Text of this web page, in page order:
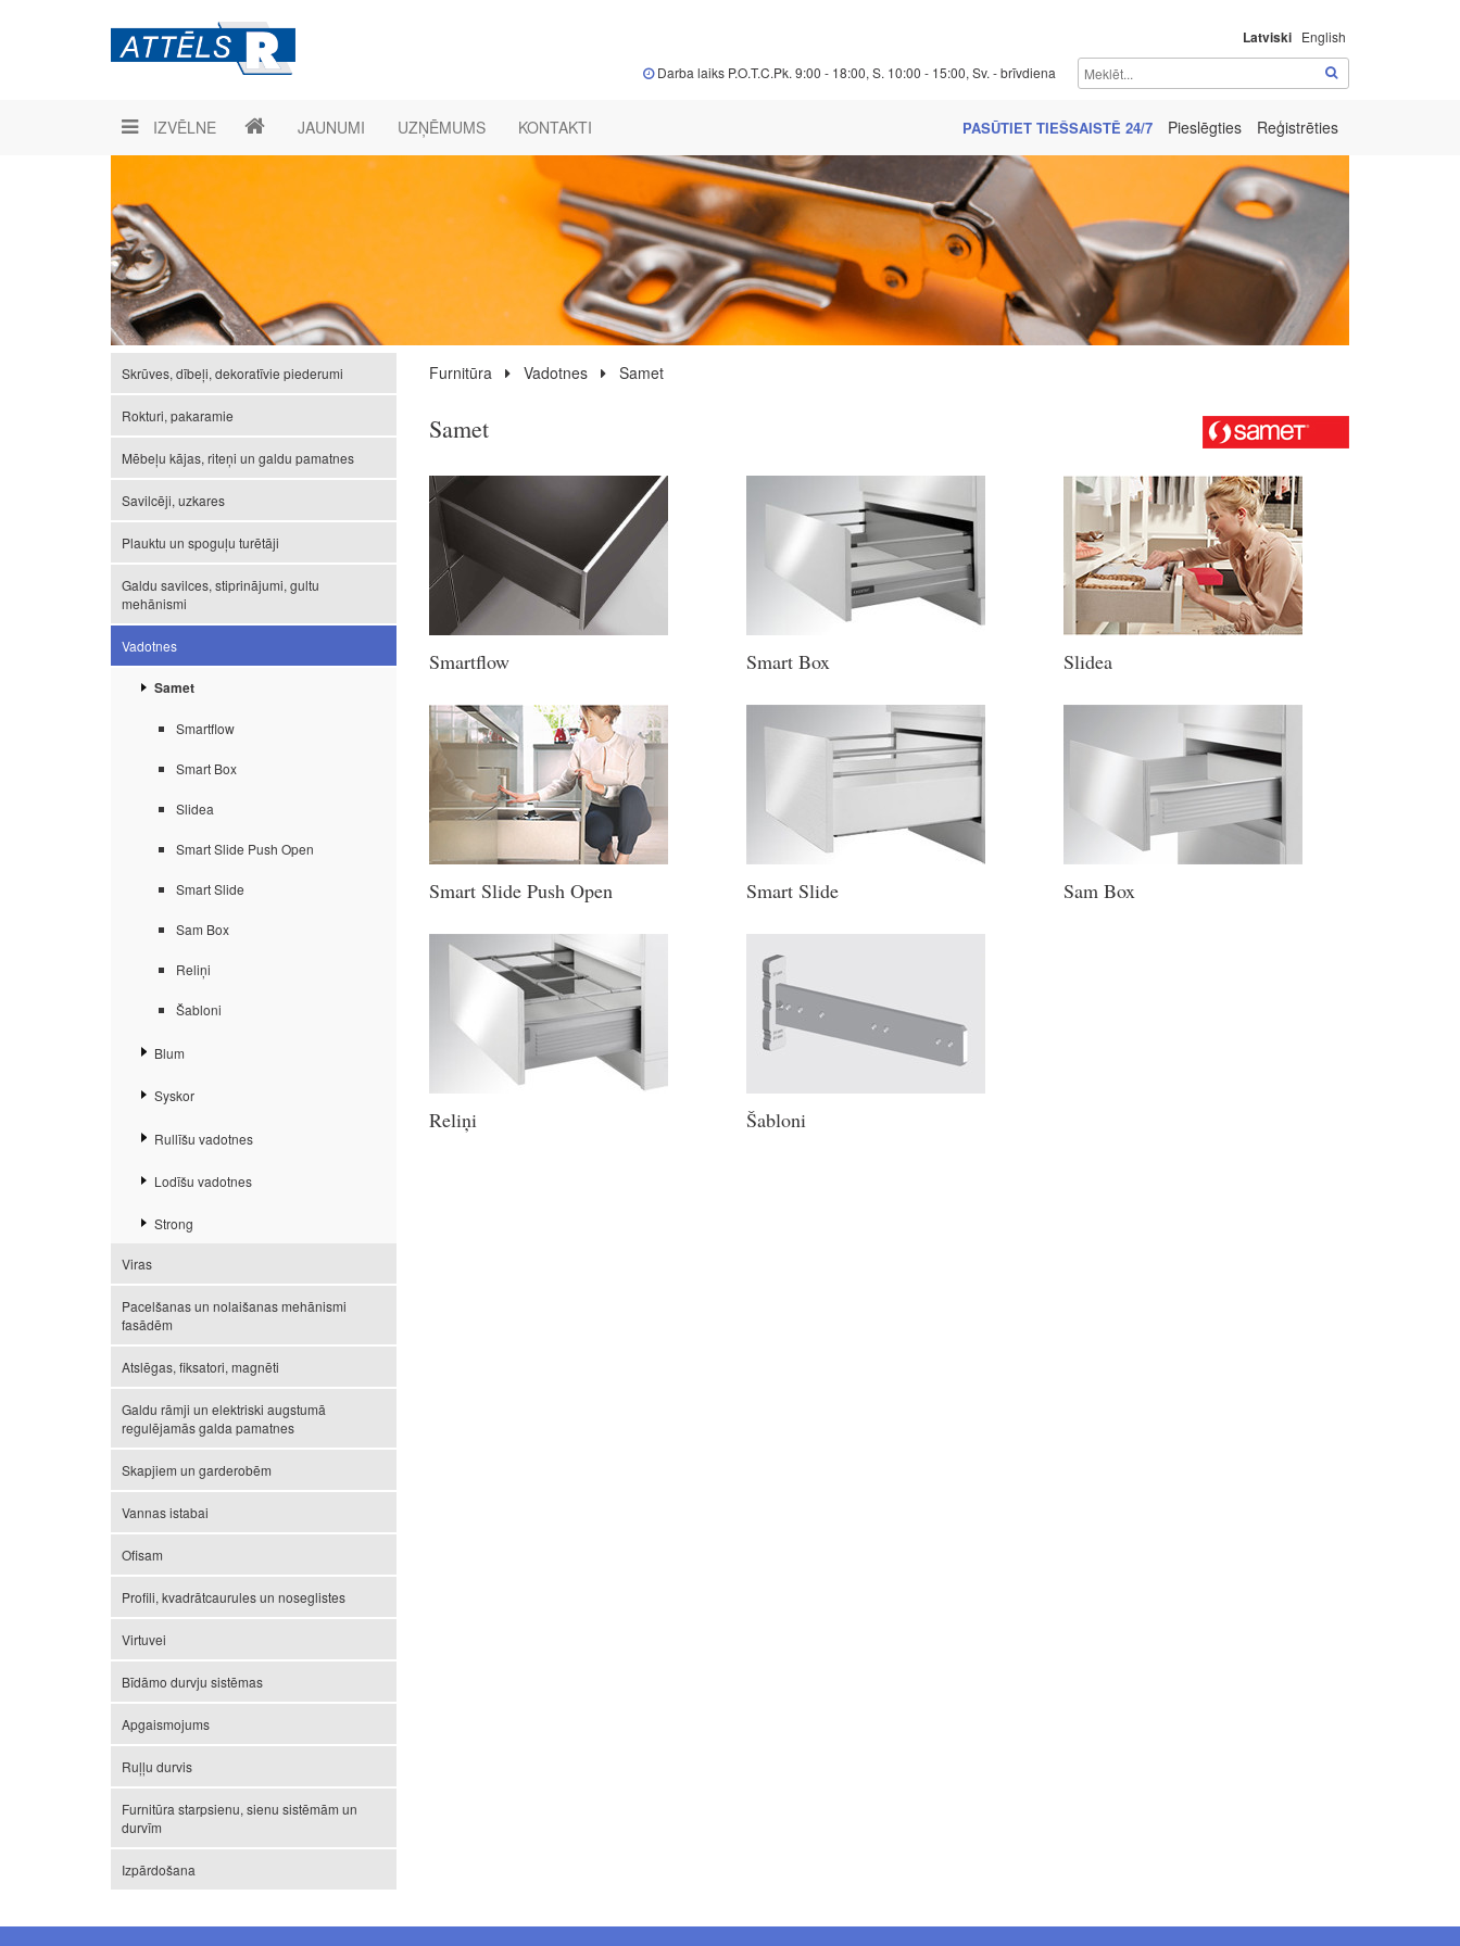
Latviski English
Darba laiks P.O.T.C.Pk. 9:00 - 18:00, S. 10:00 - 15:00, Sv. - brīvdiena
IZVĒLNE JAUNUMI UZŅĒMUMS KONTAKTI PASŪTIET TIEŠSAISTĒ 24/7 Pieslēgties Reģistrēties
Skrūves, dībeļi, dekoratīvie piederumi
Rokturi, pakaramie
Mēbeļu kājas, riteņi un galdu pamatnes
Savilcēji, uzkares
Plauktu un spoguļu turētāji
Galdu savilces, stiprinājumi, gultu
mehānismi
Vadotnes
Samet
Smartflow
Smart Box
Slidea
Smart Slide Push Open
Smart Slide
Sam Box
Reliņi
Šabloni
Blum
Syskor
Rullīšu vadotnes
Lodīšu vadotnes
Strong
Viras
Pacelšanas un nolaišanas mehānismi
fasādēm
Atslēgas, fiksatori, magnēti
Galdu rāmji un elektriski augstumā
regulējamās galda pamatnes
Skapjiem un garderobēm
Vannas istabai
Ofisam
Profili, kvadrātcaurules un noseglistes
Virtuvei
Bīdāmo durvju sistēmas
Apgaismojums
Ruļļu durvis
Furnitūra starpsienu, sienu sistēmām un
durvīm
Izpārdošana
Furnitūra Vadotnes Samet
Samet
Smartflow Smart Box Slidea
Smart Slide Push Open Smart Slide Sam Box
Reliņi Šabloni